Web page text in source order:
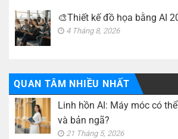
🎨Thiết kế đồ họa bằng AI
4 Tháng 8, 2026
QUAN TÂM NHIỀU NHẤT
Linh hồn AI: Máy móc có
và bản ngã?
21 Tháng 5, 2026